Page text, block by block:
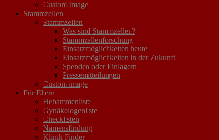
Custom Image
Stammzellen
Stammzellen
Was sind Stammzellen?
Stammzellenforschung
Einsatzmöglichkeiten heute
Einsatzmöglichkeiten in der Zukunft
Spenden oder Einlagern
Pressemitteilungen
Custom image
Für Eltern
Hebammenliste
Gynäkologenliste
Checklisten
Namensfindung
Klinik Finder